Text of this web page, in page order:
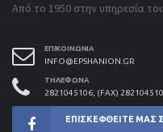
Από το 1950 στην υπηρεσία
ΕΠΙΚΟΙΝΩΝΊΑ
INFO@EPSHANION.GR
ΤΗΛΈΦΩΝΑ
2821045106, (FAX)
ΕΠΙΣΚΕΦΘΕΊΤΕ ΜΑΣ